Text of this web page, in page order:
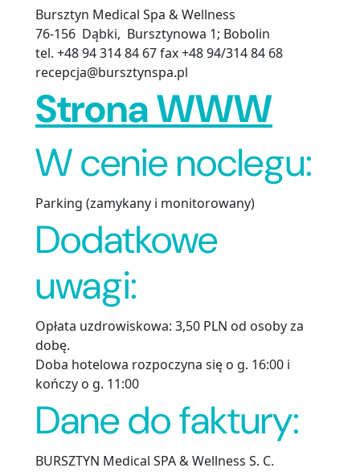
Bursztyn Medical Spa & Wellness
76-156 Dąbki, Bursztynowa 1; Bobolin
tel. +48 94 314 84 67 fax +48 94/314 84 68
recepcja@bursztynspa.pl
Strona WWW
W cenie noclegu:
Parking (zamykany i monitorowany)
Dodatkowe
uwagi:
Opłata uzdrowiskowa: 3,50 PLN od osoby za
dobę.
Doba hotelowa rozpoczyna się o g. 16:00 i
kończy o g. 11:00
Dane do faktury:
BURSZTYN Medical SPA & Wellness S. C.